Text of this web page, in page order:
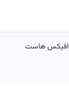
افیکس هاست